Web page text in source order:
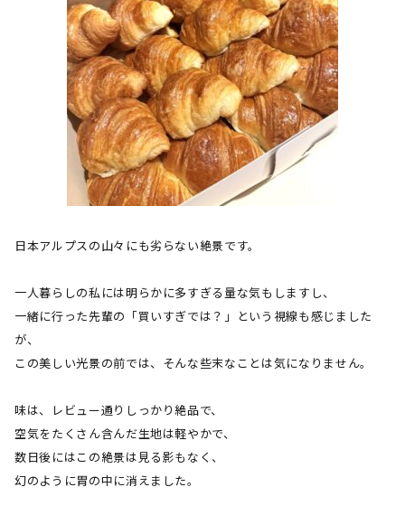
日本アルプスの山々にも劣らない絶景です。
一人暮らしの私には明らかに多すぎる量な気もしますし、
一緒に行った先輩の「買いすぎでは？」という視線も感じました
が、
この美しい光景の前では、そんな些末なことは気になりません。
味は、レビュー通りしっかり絶品で、
空気をたくさん含んだ生地は軽やかで、
数日後にはこの絶景は見る影もなく、
幻のように胃の中に消えました。